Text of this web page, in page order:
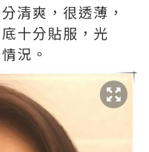
清爽，很透薄，
十分貼服，光
況。